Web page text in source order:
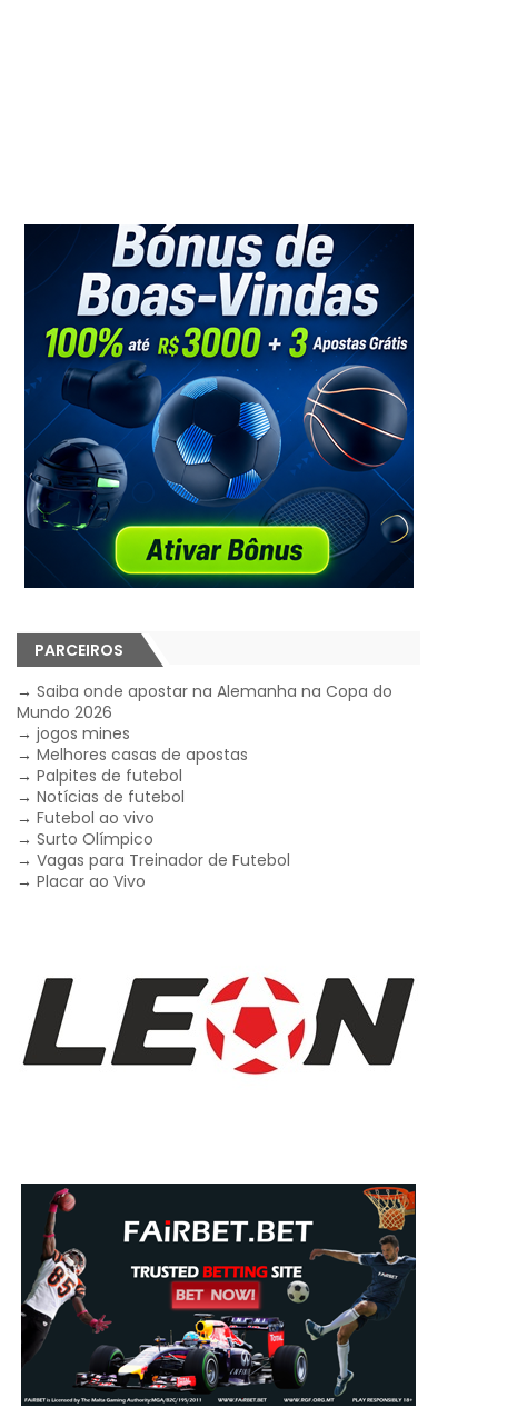
PARCEIROS
→Saiba onde apostar na Alemanha na Copa do
Mundo 2026
→jogos mines
→Melhores casas de apostas
→Palpites de futebol
→Notícias de futebol
→Futebol ao vivo
→Surto Olímpico
→Vagas para Treinador de Futebol
→Placar ao Vivo